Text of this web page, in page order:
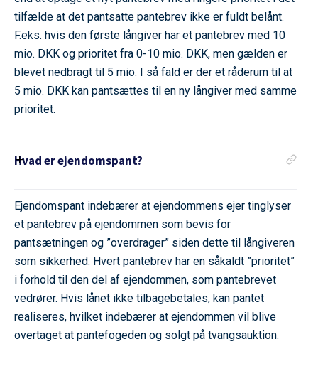
tilfælde at det pantsatte pantebrev ikke er fuldt belånt.
F.eks. hvis den første långiver har et pantebrev med 10
mio. DKK og prioritet fra 0-10 mio. DKK, men gælden er
blevet nedbragt til 5 mio. I så fald er der et råderum til at
5 mio. DKK kan pantsættes til en ny långiver med samme
prioritet.
Hvad er ejendomspant?
Ejendomspant indebærer at ejendommens ejer tinglyser
et pantebrev på ejendommen som bevis for
pantsætningen og ”overdrager” siden dette til långiveren
som sikkerhed. Hvert pantebrev har en såkaldt ”prioritet”
i forhold til den del af ejendommen, som pantebrevet
vedrører. Hvis lånet ikke tilbagebetales, kan pantet
realiseres, hvilket indebærer at ejendommen vil blive
overtaget at pantefogeden og solgt på tvangsauktion.